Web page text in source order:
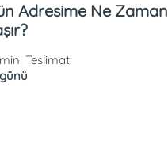
Adresime Ne Zaman
Teslimat: